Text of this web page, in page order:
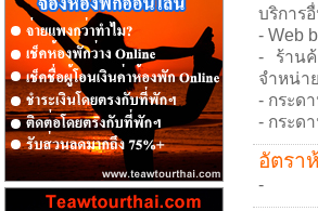
บริการ
- Web
- ร้านค้
จำหน่า
- กระด
- กระด
อัตรา
-